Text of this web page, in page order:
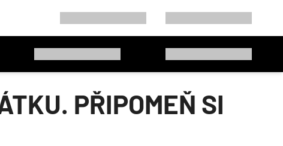
PŘIPOMEŇ SI